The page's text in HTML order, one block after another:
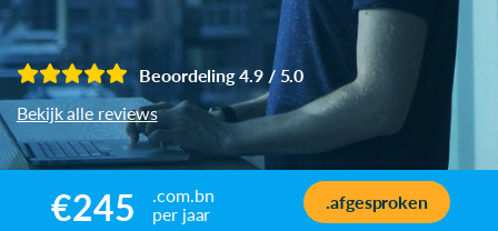
Beoordeling 4.9 / 5.0
Bekijk alle reviews
€245
.com.bn
per jaar
.afgesproken